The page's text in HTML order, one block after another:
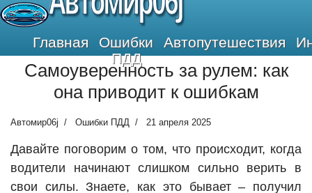
Главная
Ошибки
ПДД
Автопутешествия
Самоуверенность за рулем: как
она приводит к ошибкам
Автомир06j Ошибки ПДД 21 апреля 2025
Давайте поговорим о том, что происходит, когда
водители начинают слишком сильно верить в
свои силы. Знаете, как это бывает – получил